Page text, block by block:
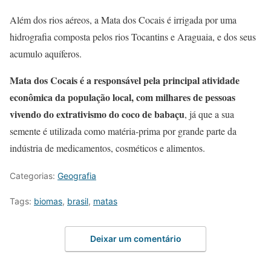
Além dos rios aéreos, a Mata dos Cocais é irrigada por uma
hidrografia composta pelos rios Tocantins e Araguaia, e dos seus
acumulo aquíferos.
Mata dos Cocais é a responsável pela principal atividade
econômica da população local, com milhares de pessoas
vivendo do extrativismo do coco de babaçu, já que a sua
semente é utilizada como matéria-prima por grande parte da
indústria de medicamentos, cosméticos e alimentos.
Categorias: Geografia
Tags: biomas, brasil, matas
Deixar um comentário